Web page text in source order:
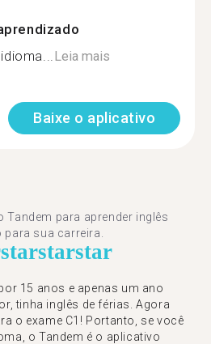
Leia mais
Baixe o aplicativo
Tandem para aprender inglês
sua carreira.
starstarstar
15 anos e apenas um ano
tinha inglês de férias. Agora
o exame C1! Portanto, se você
o Tandem é o aplicativo